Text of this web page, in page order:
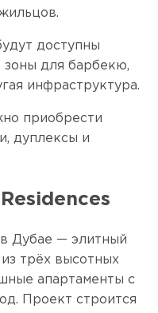
доступны
зоны для барбекю,
инфраструктура.
приобрести
дуплексы и
Дубае — элитный
трёх высотных
апартаменты с
Проект строится